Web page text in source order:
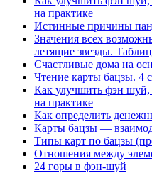
на практике
Истинные причины
Значения всех
летящие звезды.
Счастливые дома на
Чтение карты бацзы. 4
Как улучшить фэн шуй,
на практике
Как определить
Карты бацзы —
Типы карт по бацзы
Отношения между
24 горы в фэн-шуй